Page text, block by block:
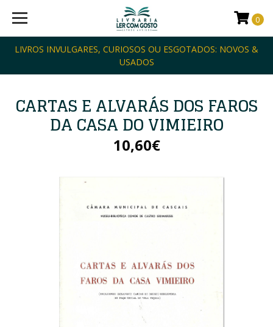
LIVROS INVULGARES, CURIOSOS OU ESGOTADOS: NOVOS &
USADOS
0
CARTAS E ALVARÁS DOS FAROS
DA CASA DO VIMIEIRO
10,60€